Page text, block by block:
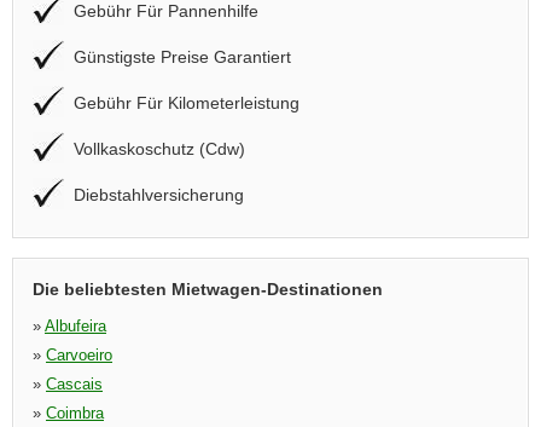
Gebühr Für Pannenhilfe
Günstigste Preise Garantiert
Gebühr Für Kilometerleistung
Vollkaskoschutz (Cdw)
Diebstahlversicherung
Die beliebtesten Mietwagen-Destinationen
» Albufeira
» Carvoeiro
» Cascais
» Coimbra